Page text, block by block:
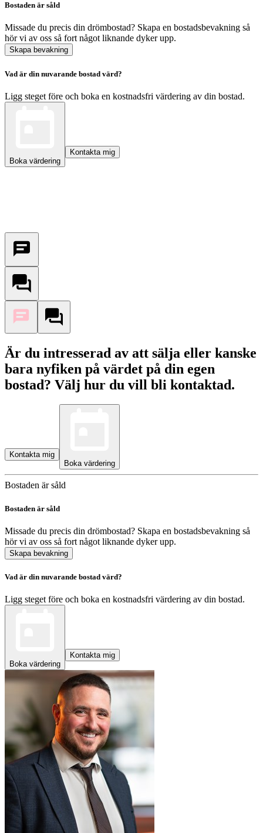
Bostaden är såld
Missade du precis din drömbostad? Skapa en bostadsbevakning så
hör vi av oss så fort något liknande dyker upp.
Skapa bevakning
Vad är din nuvarande bostad värd?
Ligg steget före och boka en kostnadsfri värdering av din bostad.
Boka värdering
Kontakta mig
Är du intresserad av att sälja eller kanske
bara nyfiken på värdet på din egen
bostad? Välj hur du vill bli kontaktad.
Kontakta mig
Boka värdering
Bostaden är såld
Bostaden är såld
Missade du precis din drömbostad? Skapa en bostadsbevakning så
hör vi av oss så fort något liknande dyker upp.
Skapa bevakning
Vad är din nuvarande bostad värd?
Ligg steget före och boka en kostnadsfri värdering av din bostad.
Boka värdering
Kontakta mig